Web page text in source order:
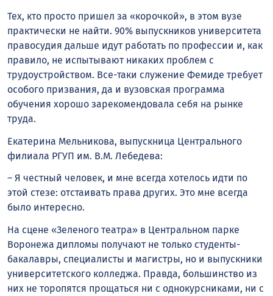
Тех, кто просто пришел за «корочкой», в этом вузе
практически не найти. 90% выпускников университета
правосудия дальше идут работать по профессии и, как
правило, не испытывают никаких проблем с
трудоустройством. Все-таки служение Фемиде требует
особого призвания, да и вузовская программа
обучения хорошо зарекомендовала себя на рынке
труда.
Екатерина Мельникова, выпускница Центрального
филиала РГУП им. В.М. Лебедева:
– Я честный человек, и мне всегда хотелось идти по
этой стезе: отстаивать права других. Это мне всегда
было интересно.
На сцене «Зеленого театра» в Центральном парке
Воронежа дипломы получают не только студенты-
бакалавры, специалисты и магистры, но и выпускники
университетского колледжа. Правда, большинство из
них не торопятся прощаться ни с однокурсниками, ни с